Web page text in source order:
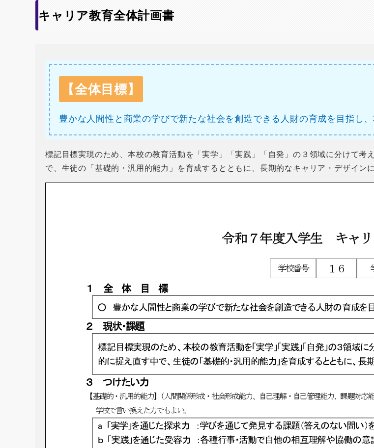
キャリア教育全体計画書
【全体目標】
豊かな人間性と商業の学びで新たな社会を創造できる人財の育成を目指し
標記目標実現のため、本校の教育活動を「実学」「実践」「自発」の３領域に分けて
で、生徒の「基礎的・汎用的能力」を育成するとともに、長期的なキャリア・デザイン